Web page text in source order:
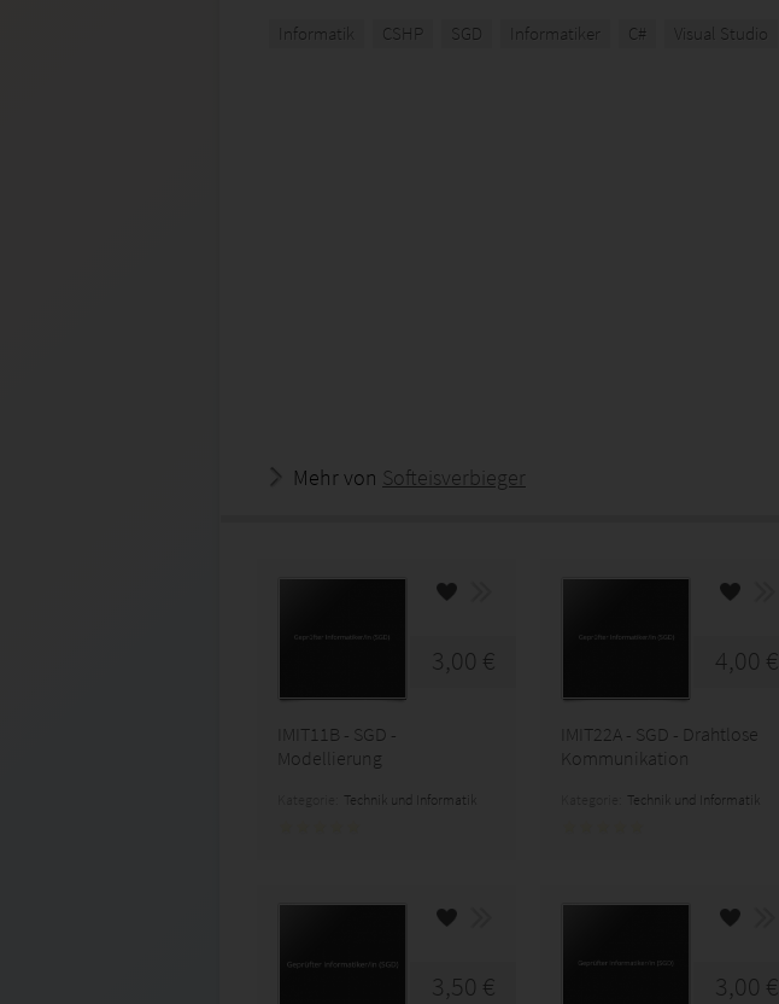
Informatik CSHP SGD Informatiker C# Visual Studio
Mehr von Softeisverbieger
3,00 €
IMIT11B - SGD -
Modellierung
Technik und Informatik
4,00 €
IMIT22A - SGD - Drahtlose
Kommunikation
Technik und Informatik
3,50 € 3,00 €